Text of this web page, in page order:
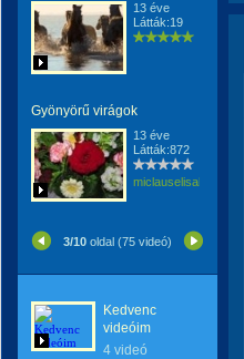
13 éve
Látták:19
Gyönyörű virágok
13 éve
Látták:872
miclauselisabeta
3/10 oldal (75 videó)
Kedvenc
videóim
4 videó